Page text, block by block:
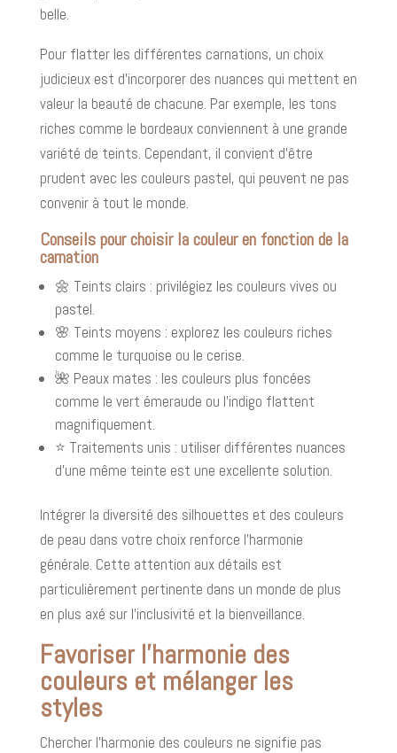
belle.
Pour flatter les différentes carnations, un choix
judicieux est d’incorporer des nuances qui mettent en
valeur la beauté de chacune. Par exemple, les tons
riches comme le bordeaux conviennent à une grande
variété de teints. Cependant, il convient d’être
prudent avec les couleurs pastel, qui peuvent ne pas
convenir à tout le monde.
Conseils pour choisir la couleur en fonction de la
carnation
🌼 Teints clairs : privilégiez les couleurs vives ou
pastel.
🌸 Teints moyens : explorez les couleurs riches
comme le turquoise ou le cerise.
🌺 Peaux mates : les couleurs plus foncées
comme le vert émeraude ou l'indigo flattent
magnifiquement.
⭐ Traitements unis : utiliser différentes nuances
d'une même teinte est une excellente solution.
Intégrer la diversité des silhouettes et des couleurs
de peau dans votre choix renforce l’harmonie
générale. Cette attention aux détails est
particulièrement pertinente dans un monde de plus
en plus axé sur l'inclusivité et la bienveillance.
Favoriser l’harmonie des
couleurs et mélanger les
styles
Chercher l'harmonie des couleurs ne signifie pas